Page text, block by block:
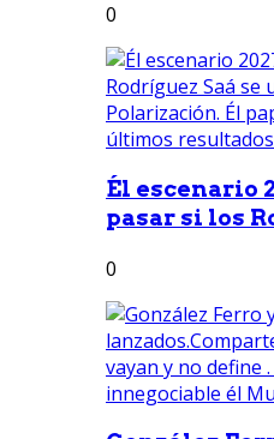
0
Él escenario
pasar si los
0